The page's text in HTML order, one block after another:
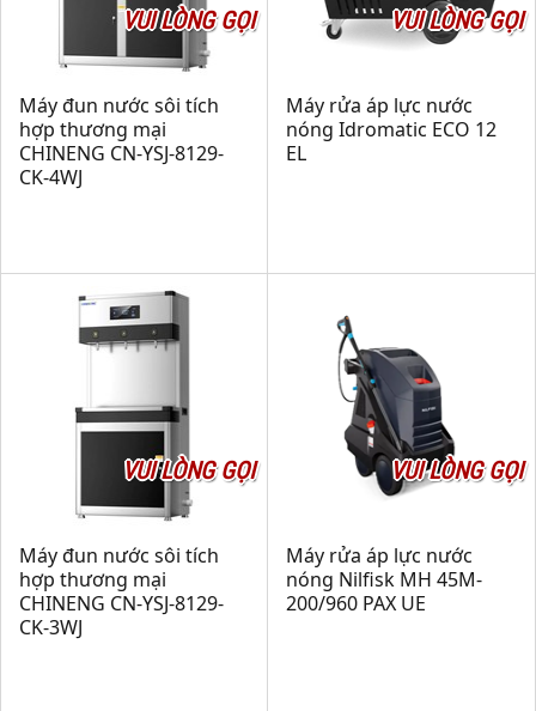
VUI LÒNG GỌI
Máy đun nước sôi tích
hợp thương mại
CHINENG CN-YSJ-8129-
CK-4WJ
VUI LÒNG GỌI
Máy rửa áp lực nước
nóng Idromatic ECO 12
EL
VUI LÒNG GỌI
Máy đun nước sôi tích
hợp thương mại
CHINENG CN-YSJ-8129-
CK-3WJ
VUI LÒNG GỌI
Máy rửa áp lực nước
nóng Nilfisk MH 45M-
200/960 PAX UE